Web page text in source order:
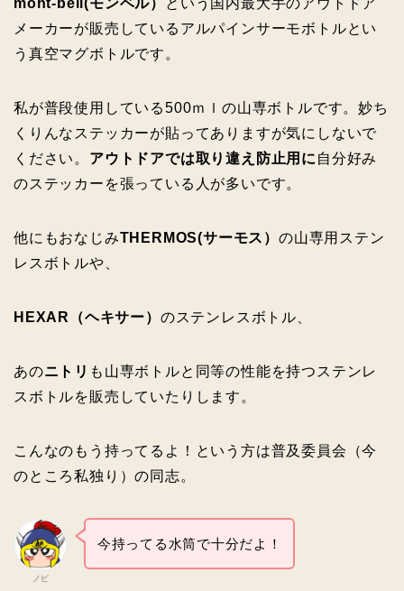
mont-bell(モンベル）
という国内最大手のアウトドア
メーカーが販売しているアルパインサーモボトルとい
う真空マグボトルです。
私が普段使用している500ｍｌの山専ボトルです。妙ち
くりんなステッカーが貼ってありますが気にしないで
ください。 アウトドアでは取り違え防止用に 自分好み
のステッカーを張っている人が多いです。
他にもおなじみTHERMOS(サーモス）の山専用ステン
レスボトルや、
HEXAR（ヘキサー） のステンレスボトル、
あのニトリ も山専ボトルと同等の性能を持つステンレ
スボトルを販売していたりします。
こんなのもう持ってるよ！という方は普及委員会（今
のところ私独り）の同志。
ノビ
今持ってる水筒で十分だよ！